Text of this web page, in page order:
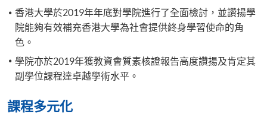
香港大學於2019年年底對學院進行了全面檢討，並讚揚學
院能夠有效補充香港大學為社會提供終身學習使命的角
色。
學院亦於2019年獲教資會質素核證報告高度讚揚及肯定其
副學位課程達卓越學術水平。
課程多元化